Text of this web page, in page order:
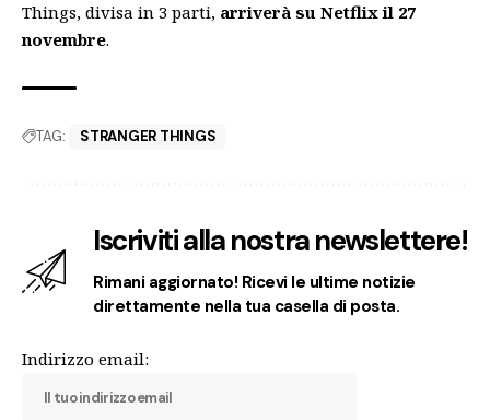
Things, divisa in 3 parti, arriverà su Netflix il 27
novembre.
TAG: STRANGER THINGS
Iscriviti alla nostra newslettere!
Rimani aggiornato! Ricevi le ultime notizie
direttamente nella tua casella di posta.
Indirizzo email: